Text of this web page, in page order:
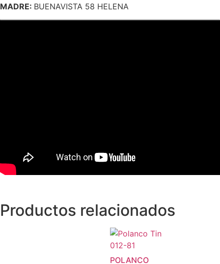
MADRE: BUENAVISTA 58 HELENA
Productos relacionados
POLANCO